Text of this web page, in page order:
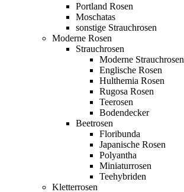
Portland Rosen
Moschatas
sonstige Strauchrosen
Moderne Rosen
Strauchrosen
Moderne Strauchrosen
Englische Rosen
Hulthemia Rosen
Rugosa Rosen
Teerosen
Bodendecker
Beetrosen
Floribunda
Japanische Rosen
Polyantha
Miniaturrosen
Teehybriden
Kletterrosen